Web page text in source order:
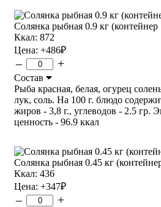
Солянка рыбная 0.9 кг (контейнер
Ккал: 872
Цена: +486₽
– +
Состав
Рыба красная, белая, огурец
лук, соль. На 100 г. блюдо
жиров - 3,8 г., углеводов - 2.5 гр.
ценность - 96.9 ккал
Солянка рыбная 0.45 кг
Ккал: 436
Цена: +347₽
– +